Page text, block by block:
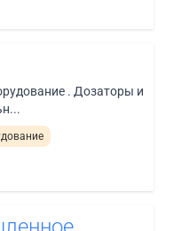
. Дозаторы и